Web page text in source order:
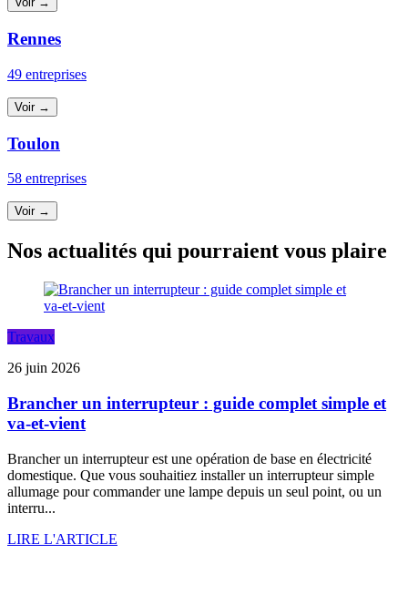
Rennes
49 entreprises
Voir →
Toulon
58 entreprises
Voir →
Nos actualités qui pourraient vous plaire
Travaux
26 juin 2026
Brancher un interrupteur : guide complet simple et
va-et-vient
Brancher un interrupteur est une opération de base en électricité
domestique. Que vous souhaitiez installer un interrupteur simple
allumage pour commander une lampe depuis un seul point, ou un
interru...
LIRE L'ARTICLE